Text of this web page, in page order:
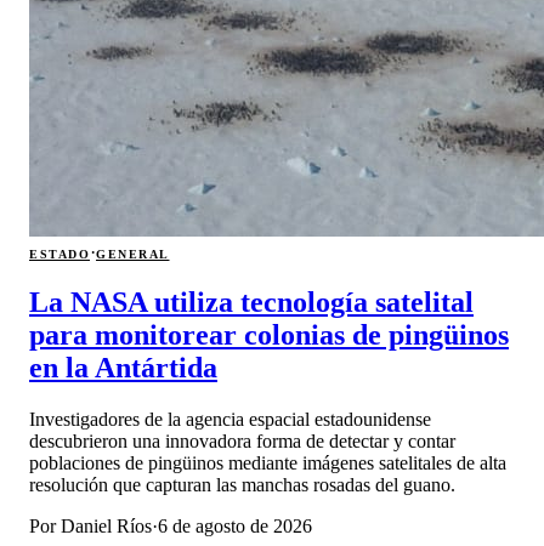
ESTADO·GENERAL
La NASA utiliza tecnología satelital
para monitorear colonias de pingüinos
en la Antártida
Investigadores de la agencia espacial estadounidense
descubrieron una innovadora forma de detectar y contar
poblaciones de pingüinos mediante imágenes satelitales de alta
resolución que capturan las manchas rosadas del guano.
PorDaniel Ríos·6 de agosto de 2026